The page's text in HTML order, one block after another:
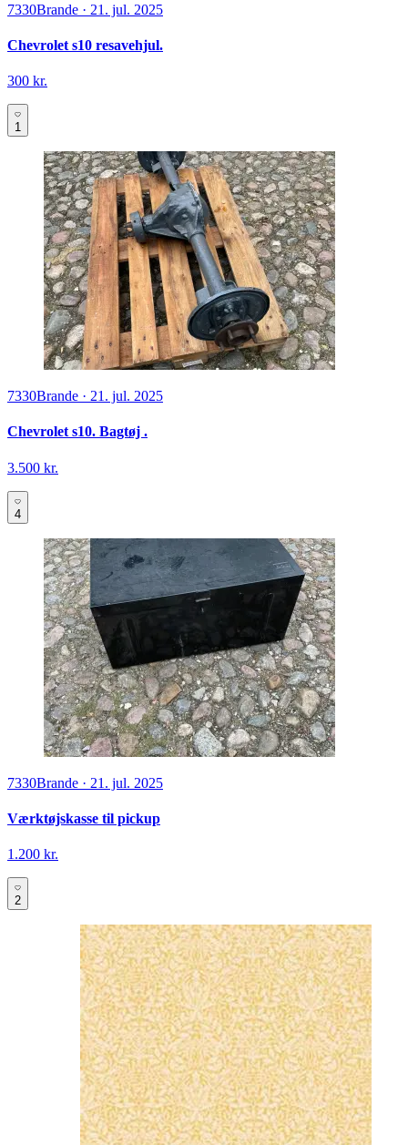
7330Brande · 21. jul. 2025
Chevrolet s10 resavehjul.
300 kr.
1
7330Brande · 21. jul. 2025
Chevrolet s10. Bagtøj .
3.500 kr.
4
7330Brande · 21. jul. 2025
Værktøjskasse til pickup
1.200 kr.
2